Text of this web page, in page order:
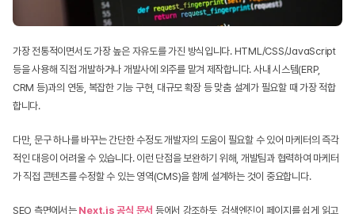
가장 전통적이면서도 가장 높은 자유도를 가진 방식입니다. HTML/CSS/JavaScript
등을 사용해 직접 개발하거나 개발사에 외주를 맡겨 제작합니다. 사내 시스템(ERP,
CRM 등)과의 연동, 복잡한 기능 구현, 대규모 확장 등 맞춤 설계가 필요할 때 가장 적합
합니다.
다만, 문구 하나를 바꾸는 간단한 수정도 개발자의 도움이 필요할 수 있어 마케터의 즉각
적인 대응이 어려울 수 있습니다. 이런 단점을 보완하기 위해, 개발팀과 협력하여 마케터
가 직접 콘텐츠를 수정할 수 있는 영역(CMS)을 함께 설계하는 것이 중요합니다.
SEO 측면에서는 Next.js 공식 문서 등에서 강조하듯, 검색엔진이 페이지를 쉽게 읽고